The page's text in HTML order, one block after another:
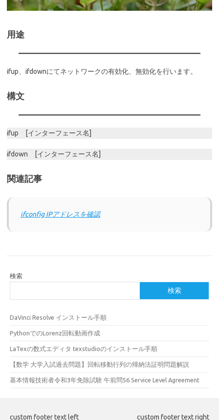
用途
ifup、ifdownにてネットワークの有効化、無効化を行います。
構文
ifup [インターフェース名]
ifdown [インターフェース名]
関連記事
ifconfig IPアドレスを確認
検索
検索
DaVinci Resolve インストール手順
PythonでのLorenz回転動画作成
LaTexの数式エディタ texstudioのインストール手順
【数学 大学入試過去問題】回転移動行列の帰納法証明問題解説
基本情報技術者令和3年免除試験 午前問56 Service Level Agreement
custom footer text left custom footer text right